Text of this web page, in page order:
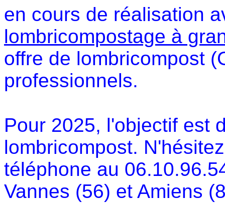
en cours de réalisation
lombricompostage à
offre de lombricompost
professionnels.
Pour 2025, l'objectif est
lombricompost.
téléphone au
Vannes (56) et Amiens